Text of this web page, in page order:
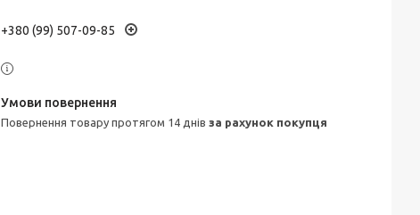
+380 (99) 507-09-85
повернення товару протягом 14 днів за рахунок покупця